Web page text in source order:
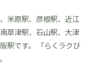
米原駅、彦根駅、近江
草津駅、石山駅、大津
駅です。 「らくラクび